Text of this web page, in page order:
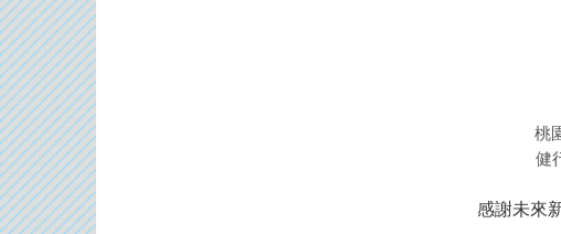
桃
健
感謝未來